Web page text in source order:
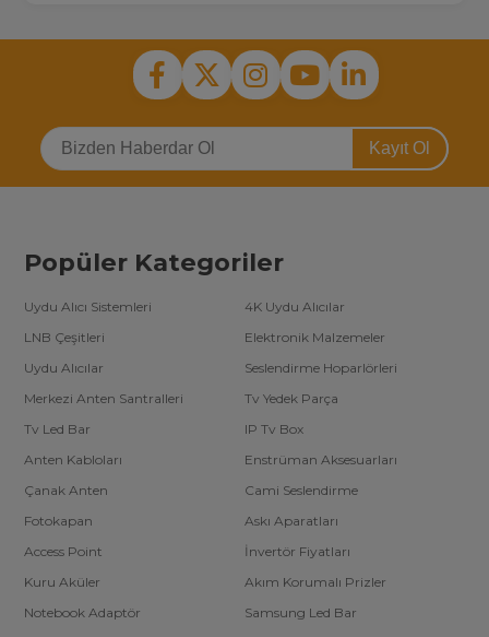
Kayıt Ol
Popüler Kategoriler
Uydu Alıcı Sistemleri
4K Uydu Alıcılar
LNB Çeşitleri
Elektronik Malzemeler
Uydu Alıcılar
Seslendirme Hoparlörleri
Merkezi Anten Santralleri
Tv Yedek Parça
Tv Led Bar
IP Tv Box
Anten Kabloları
Enstrüman Aksesuarları
Çanak Anten
Cami Seslendirme
Fotokapan
Askı Aparatları
Access Point
İnvertör Fiyatları
Kuru Aküler
Akım Korumalı Prizler
Notebook Adaptör
Samsung Led Bar